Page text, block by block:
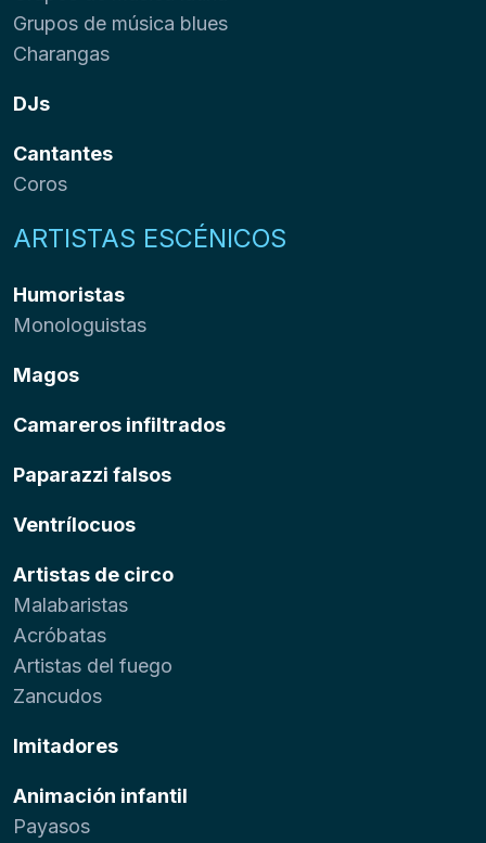
Grupos de música blues
Charangas
DJs
Cantantes
Coros
ARTISTAS ESCÉNICOS
Humoristas
Monologuistas
Magos
Camareros infiltrados
Paparazzi falsos
Ventrílocuos
Artistas de circo
Malabaristas
Acróbatas
Artistas del fuego
Zancudos
Imitadores
Animación infantil
Payasos